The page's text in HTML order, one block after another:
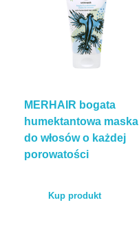
MERHAIR bogata
humektantowa maska
do włosów o każdej
porowatości
Kup produkt